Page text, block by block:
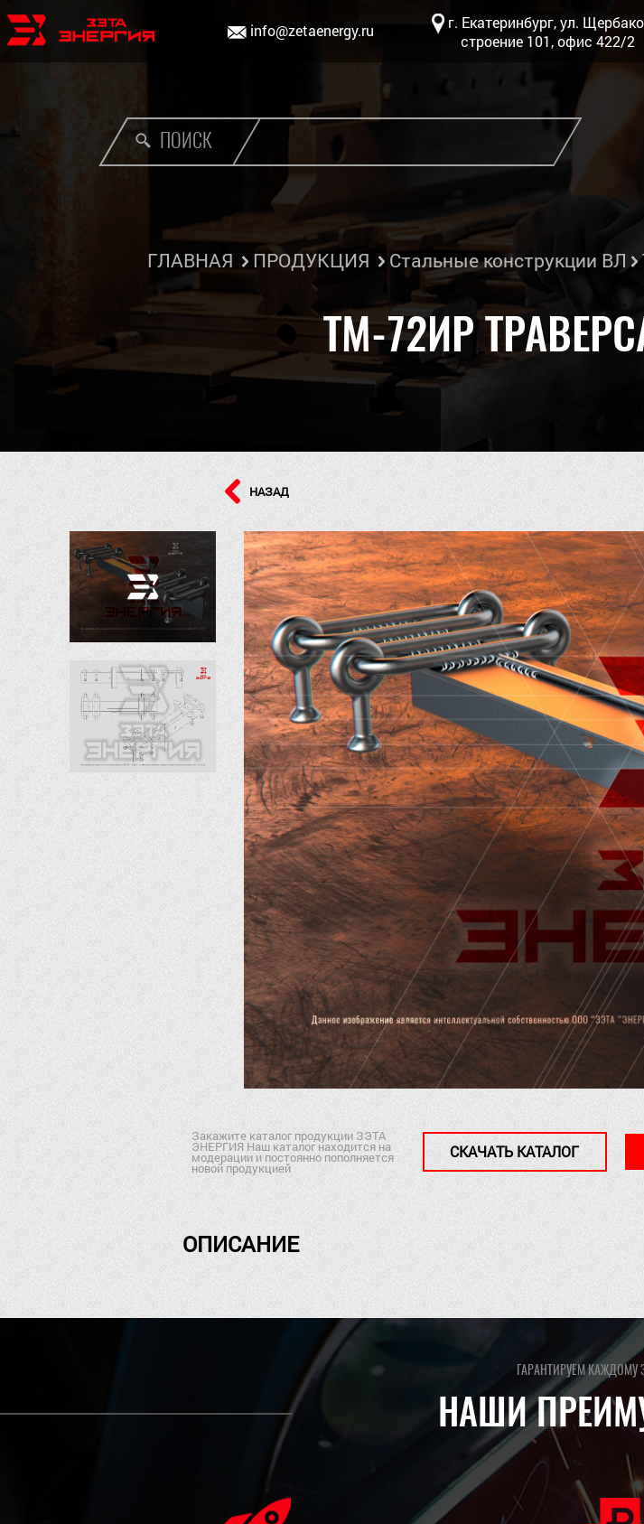
info@zetaenergy.ru
г. Екатеринбург, ул.
строение 101, офис 422/2
ПОИСК
ГЛАВНАЯ ПРОДУКЦИЯ Стальные конструкции ВЛ
ТМ-72ИР
НАЗАД
Закажите каталог продукции ЗЭТА
ЭНЕРГИЯ Наш каталог находится на
модерации и постоянно пополняется
новой продукцией
СКАЧАТЬ КАТАЛОГ
ОПИСАНИЕ
ГАРАНТИРУЕМ КАЖДОМУ
НАШИ